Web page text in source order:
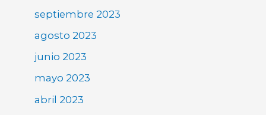
septiembre 2023
agosto 2023
junio 2023
mayo 2023
abril 2023